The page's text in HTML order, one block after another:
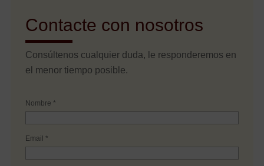
Contacte con nosotros
Consúltenos cualquier duda, le responderemos en
el menor tiempo posible.
Nombre *
Email *